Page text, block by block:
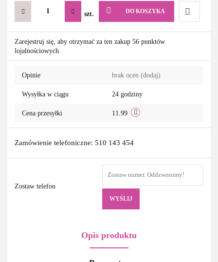
szt. DO KOSZYKA
Do
Zarejestruj się, aby otrzymać za ten zakup 56 punktów
lojalnościowych.
Opinie brak ocen (dodaj)
Wysyłka w ciągu 24 godziny
Cena przesyłki 11.99
Zamówienie telefoniczne: 510 143 454
Zostaw telefon
WYŚLIJ
Opis produktu